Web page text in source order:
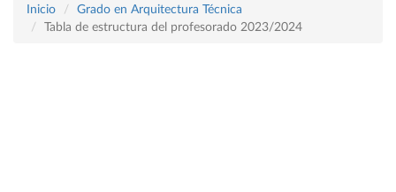
Inicio
Grado en Arquitectura Técnica
Tabla de estructura del profesorado 2023/2024